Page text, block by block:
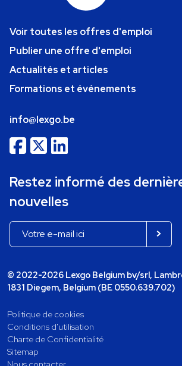
Voir toutes les offres d'emploi
Publier une offre d'emploi
Actualités et articles
Formations et événements
info@lexgo.be
Restez informé des
nouvelles
© 2022-2026 Lexgo Belgium bv/srl,
1831 Diegem, Belgium (BE 0550.639.702)
Politique de cookies
Conditions d'utilisation
Charte de Confidentialité
Sitemap